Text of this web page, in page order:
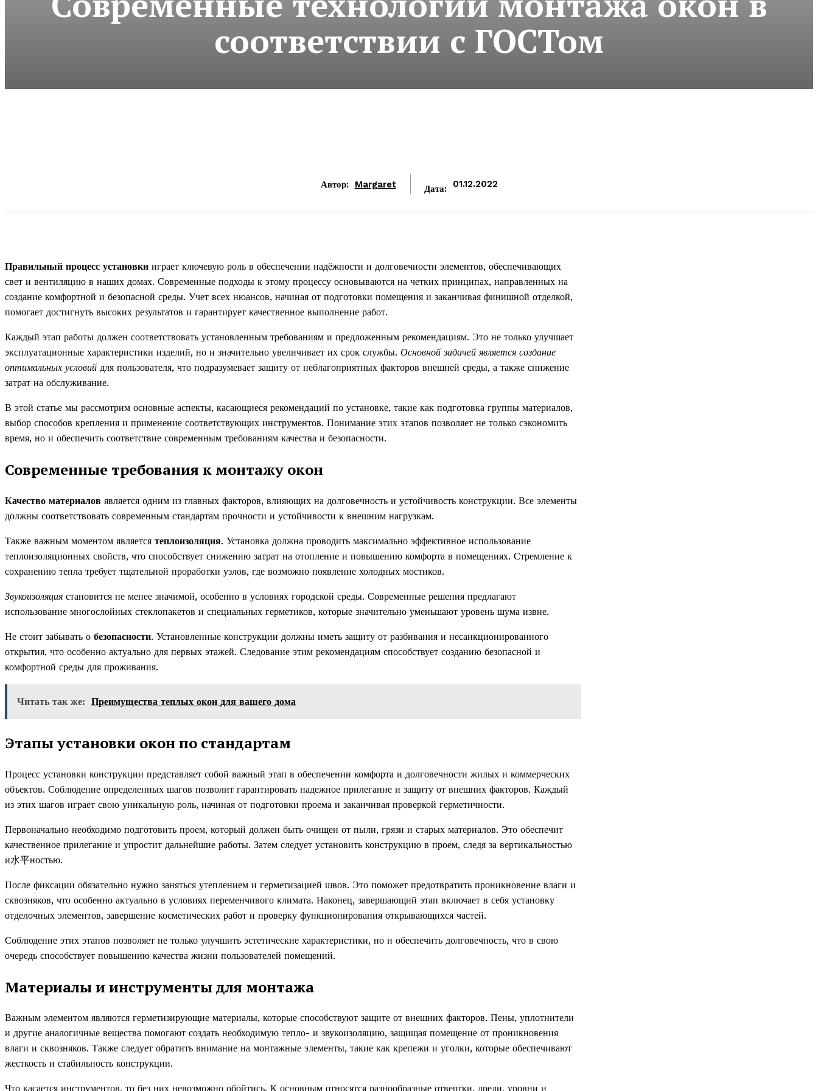
соответствии с ГОСТом
Автор: Margaret Дата: 01.12.2022
Правильный процесс установки играет ключевую роль в обеспечении надёжности и долговечности элементов, обеспечивающих
свет и вентиляцию в наших домах. Современные подходы к этому процессу основываются на четких принципах, направленных на
создание комфортной и безопасной среды. Учет всех нюансов, начиная от подготовки помещения и заканчивая финишной отделкой,
помогает достигнуть высоких результатов и гарантирует качественное выполнение работ.
Каждый этап работы должен соответствовать установленным требованиям и предложенным рекомендациям. Это не только улучшает
эксплуатационные характеристики изделий, но и значительно увеличивает их срок службы. Основной задачей является создание
оптимальных условий для пользователя, что подразумевает защиту от неблагоприятных факторов внешней среды, а также снижение
затрат на обслуживание.
В этой статье мы рассмотрим основные аспекты, касающиеся рекомендаций по установке, такие как подготовка группы материалов,
выбор способов крепления и применение соответствующих инструментов. Понимание этих этапов позволяет не только сэкономить
время, но и обеспечить соответствие современным требованиям качества и безопасности.
Современные требования к монтажу окон
Качество материалов является одним из главных факторов, влияющих на долговечность и устойчивость конструкции. Все элементы
должны соответствовать современным стандартам прочности и устойчивости к внешним нагрузкам.
Также важным моментом является теплоизоляция. Установка должна проводить максимально эффективное использование
теплоизоляционных свойств, что способствует снижению затрат на отопление и повышению комфорта в помещениях. Стремление к
сохранению тепла требует тщательной проработки узлов, где возможно появление холодных мостиков.
Звукоизоляция становится не менее значимой, особенно в условиях городской среды. Современные решения предлагают
использование многослойных стеклопакетов и специальных герметиков, которые значительно уменьшают уровень шума извне.
Не стоит забывать о безопасности. Установленные конструкции должны иметь защиту от разбивания и несанкционированного
открытия, что особенно актуально для первых этажей. Следование этим рекомендациям способствует созданию безопасной и
комфортной среды для проживания.
Читать так же: Преимущества теплых окон для вашего дома
Этапы установки окон по стандартам
Процесс установки конструкции представляет собой важный этап в обеспечении комфорта и долговечности жилых и коммерческих
объектов. Соблюдение определенных шагов позволит гарантировать надежное прилегание и защиту от внешних факторов. Каждый
из этих шагов играет свою уникальную роль, начиная от подготовки проема и заканчивая проверкой герметичности.
Первоначально необходимо подготовить проем, который должен быть очищен от пыли, грязи и старых материалов. Это обеспечит
качественное прилегание и упростит дальнейшие работы. Затем следует установить конструкцию в проем, следя за вертикальностью
и水平ностью.
После фиксации обязательно нужно заняться утеплением и герметизацией швов. Это поможет предотвратить проникновение влаги и
сквозняков, что особенно актуально в условиях переменчивого климата. Наконец, завершающий этап включает в себя установку
отделочных элементов, завершение косметических работ и проверку функционирования открывающихся частей.
Соблюдение этих этапов позволяет не только улучшить эстетические характеристики, но и обеспечить долговечность, что в свою
очередь способствует повышению качества жизни пользователей помещений.
Материалы и инструменты для монтажа
Важным элементом являются герметизирующие материалы, которые способствуют защите от внешних факторов. Пены, уплотнители
и другие аналогичные вещества помогают создать необходимую тепло- и звукоизоляцию, защищая помещение от проникновения
влаги и сквозняков. Также следует обратить внимание на монтажные элементы, такие как крепежи и уголки, которые обеспечивают
жесткость и стабильность конструкции.
Что касается инструментов, то без них невозможно обойтись. К основным относятся разнообразные отвертки, дрели, уровни и